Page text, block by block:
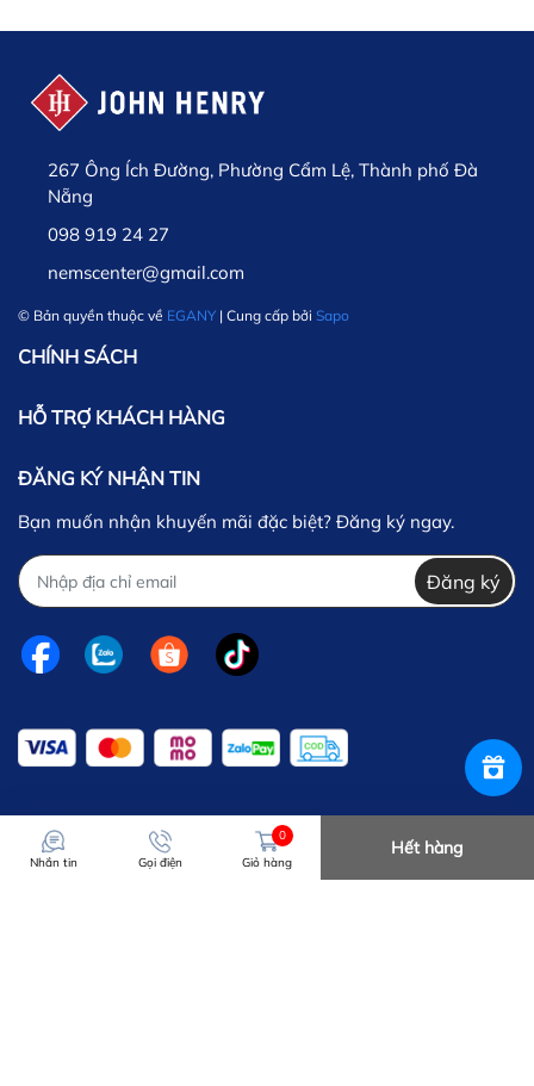
267 Ông Ích Đường, Phường Cẩm Lệ, Thành phố Đà
Nẵng
098 919 24 27
nemscenter@gmail.com
© Bản quyền thuộc về EGANY | Cung cấp bởi Sapo
CHÍNH SÁCH
HỖ TRỢ KHÁCH HÀNG
ĐĂNG KÝ NHẬN TIN
Bạn muốn nhận khuyến mãi đặc biệt? Đăng ký ngay.
Đăng ký
Nhắn tin Gọi điện
0
Giỏ hàng
Hết hàng